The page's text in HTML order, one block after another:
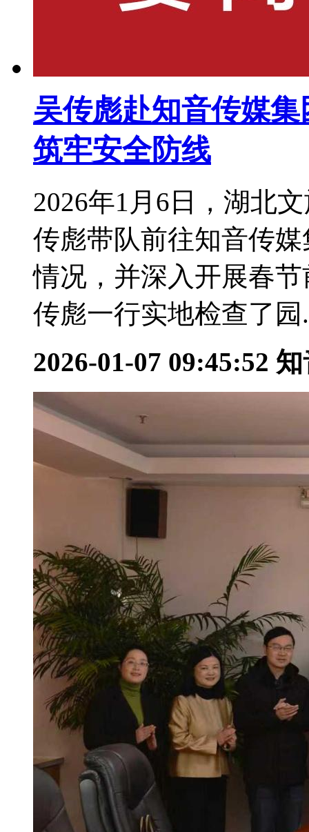
吴传彪赴知音传媒
筑牢安全防线
2026年1月6日，湖北
传彪带队前往知音传
情况，并深入开展春
传彪一行实地检查了园
2026-01-07 09:45:52